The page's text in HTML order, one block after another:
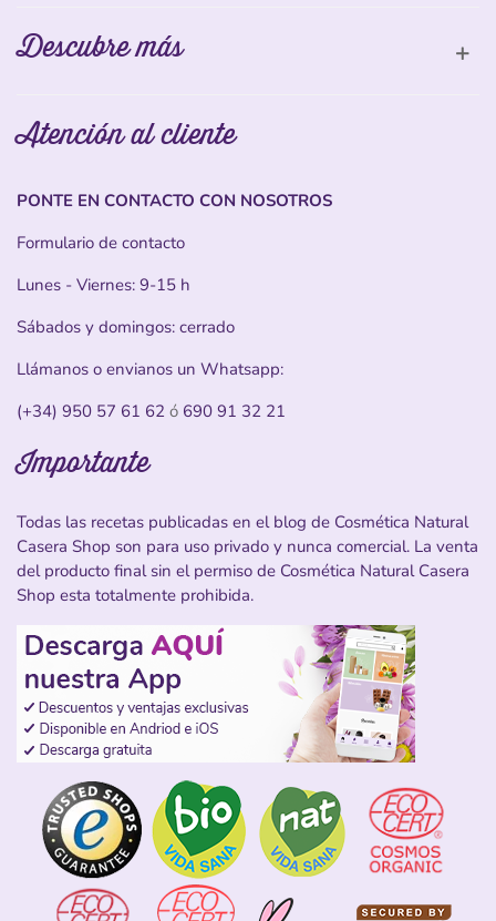
Descubre más
Atención al cliente
PONTE EN CONTACTO CON NOSOTROS
Formulario de contacto
Lunes - Viernes: 9-15 h
Sábados y domingos: cerrado
Llámanos o envianos un Whatsapp:
(+34) 950 57 61 62 ó 690 91 32 21
Importante
Todas las recetas publicadas en el blog de Cosmética Natural
Casera Shop son para uso privado y nunca comercial. La venta
del producto final sin el permiso de Cosmética Natural Casera
Shop esta totalmente prohibida.